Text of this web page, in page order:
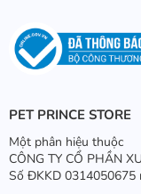
PET PRINCE STORE
Một phân hiệu thuộc
CÔNG TY CỔ PHẦN
Số ĐKKD 0314050675